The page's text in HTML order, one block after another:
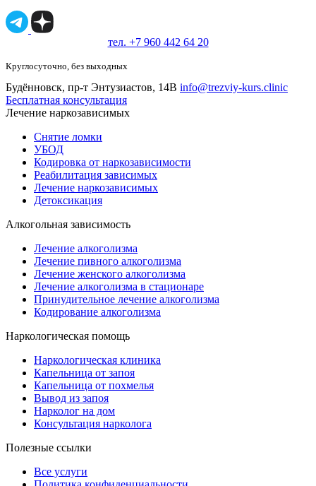
тел. +7 960 442 64 20
Круглосуточно, без выходных
Будённовск, пр-т Энтузиастов, 14В info@trezviy-kurs.clinic
Бесплатная консультация
Лечение наркозависимых
Снятие ломки
УБОД
Кодировка от наркозависимости
Реабилитация зависимых
Лечение наркозависимых
Детоксикация
Алкогольная зависимость
Лечение алкоголизма
Лечение пивного алкоголизма
Лечение женского алкоголизма
Лечение алкоголизма в стационаре
Принудительное лечение алкоголизма
Кодирование алкоголизма
Наркологическая помощь
Наркологическая клиника
Капельница от запоя
Капельница от похмелья
Вывод из запоя
Нарколог на дом
Консультация нарколога
Полезные ссылки
Все услуги